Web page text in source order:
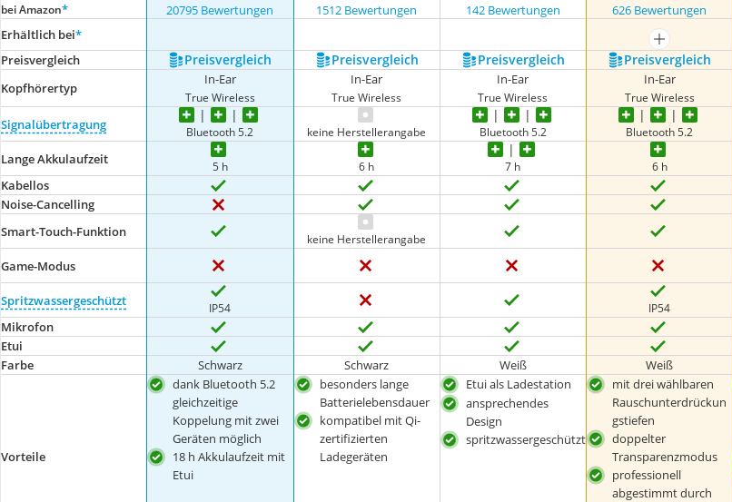
bei Amazon* 20795 Bewertungen 1512 Bewertungen 142 Bewertungen 626 Bewertungen
Erhältlich bei*
mehr anzeigen
Preis­vergleich
Preis­vergleich Preis­vergleich Preis­vergleich Preis­vergleich
Kopfhörertyp
In-Ear
True Wireless
In-Ear
True Wireless
In-Ear
True Wireless
In-Ear
True Wireless
Signalübertragung Bluetooth 5.2 keine Herstellerangabe Bluetooth 5.2 Bluetooth 5.2
Lange Akkulaufzeit 5 h 6 h 7 h 6 h
Kabellos
Noise-Cancelling
Smart-Touch-Funktion
keine Herstellerangabe
Game-Modus
Spritzwassergeschützt IP54 IP54
Mikrofon
Etui
Farbe
Schwarz Schwarz Weiß Weiß
Vorteile
dank Bluetooth 5.2
gleichzeitige
Koppelung mit zwei
Geräten möglich
18 h Akkulaufzeit mit
Etui
besonders lange
Batterielebensdauer
kompatibel mit Qi-
zertifizierten
Ladegeräten
Etui als Ladestation
ansprechendes
Design
spritzwassergeschützt
mit drei wählbaren
Rauschunterdrückun
gstiefen
doppelter
Transparenzmodus
professionell
abgestimmt durch